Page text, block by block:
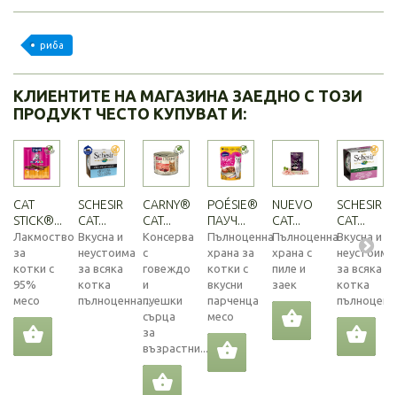
риба
КЛИЕНТИТЕ НА МАГАЗИНА ЗАЕДНО С ТОЗИ
ПРОДУКТ ЧЕСТО КУПУВАТ И:
CAT
STICK®...
Лакмоство
за
котки с
95%
месо
SCHESIR
CAT...
Вкусна и
неустоима
за всяка
котка
пълноценна...
CARNY®
CAT...
Консерва
с
говеждо
и
пуешки
сърца
за
възрастни...
POÉSIE®
ПАУЧ...
Пълноценна
храна за
котки с
вкусни
парченца
месо
NUEVO
CAT...
Пълноценна
храна с
пиле и
заек
SCHESIR
CAT...
Вкусна и
неустоима
за всяка
котка